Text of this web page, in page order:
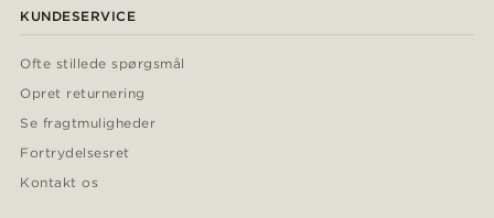
KUNDESERVICE
Ofte stillede spørgsmål
Opret returnering
Se fragtmuligheder
Fortrydelsesret
Kontakt os